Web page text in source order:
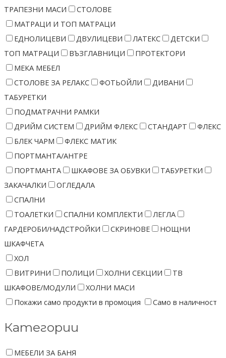
ТРАПЕЗНИ МАСИ
СТОЛОВЕ
МАТРАЦИ И ТОП МАТРАЦИ
ЕДНОЛИЦЕВИ
ДВУЛИЦЕВИ ЛАТЕКС
ДЕТСКИ
ТОП МАТРАЦИ
ВЪЗГЛАВНИЦИ
ПРОТЕКТОРИ
МЕКА МЕБЕЛ
СТОЛОВЕ ЗА РЕЛАКС
ФОТЬОЙЛИ
ДИВАНИ
ТАБУРЕТКИ
ПОДМАТРАЧНИ РАМКИ
ДРИЙМ СИСТЕМ
ДРИЙМ ФЛЕКС СТАНДАРТ
ФЛЕКС
БЛЕК ЧАРМ
ФЛЕКС МАТИК
ПОРТМАНТА/АНТРЕ
ПОРТМАНТА
ШКАФОВЕ ЗА ОБУВКИ
ТАБУРЕТКИ
ЗАКАЧАЛКИ
ОГЛЕДАЛА
СПАЛНИ
ТОАЛЕТКИ
СПАЛНИ КОМПЛЕКТИ
ЛЕГЛА
ГАРДЕРОБИ/НАДСТРОЙКИ
СКРИНОВЕ
НОЩНИ
ШКАФЧЕТА
ХОЛ
ВИТРИНИ
ПОЛИЦИ ХОЛНИ СЕКЦИИ
ТВ
ШКАФОВЕ/МОДУЛИ
ХОЛНИ МАСИ
Покажи само продукти в промоция
Само в наличност
Категории
МЕБЕЛИ ЗА БАНЯ